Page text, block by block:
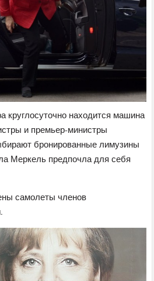
круглосуточно находится машина
и премьер-министры
бронированные лимузины
Меркель предпочла для себя
самолеты членов